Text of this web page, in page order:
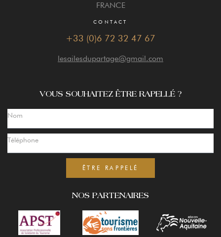
FRANCE
CONTACT
+33 (0)6 72 32 47 67
lesailesdupartage@gmail.com
VOUS SOUHAITEZ ÊTRE RAPELLÉ ?
ÊTRE RAPPELÉ
NOS PARTENAIRES